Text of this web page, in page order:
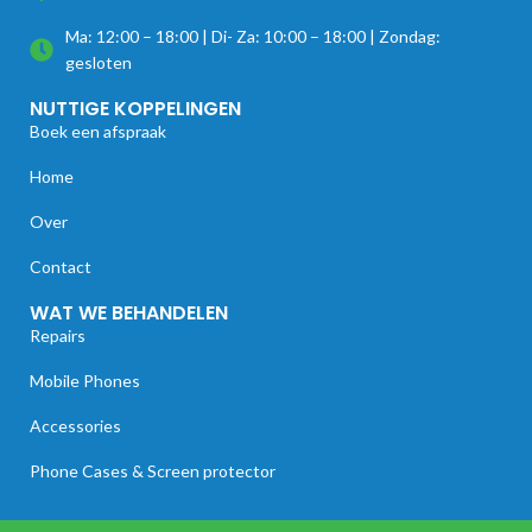
Ma: 12:00 – 18:00 | Di- Za: 10:00 – 18:00 | Zondag:
gesloten
NUTTIGE KOPPELINGEN
Boek een afspraak
Home
Over
Contact
WAT WE BEHANDELEN
Repairs
Mobile Phones
Accessories
Phone Cases & Screen protector